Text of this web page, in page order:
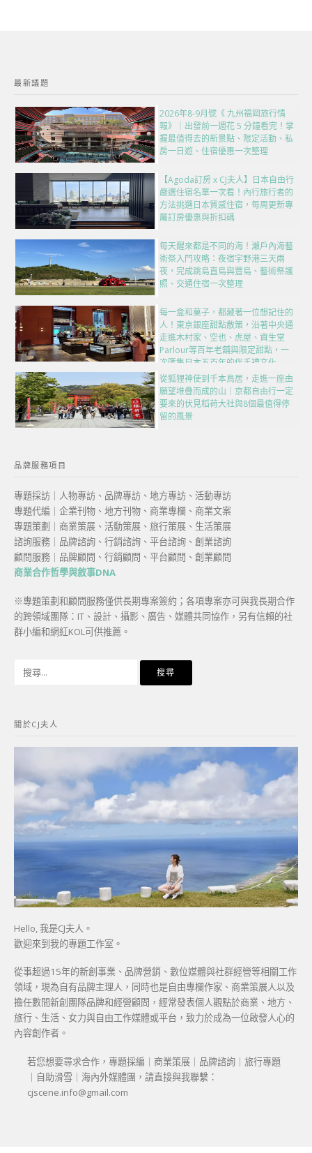
最新議題
2026年8-9月號《 九州福岡旅行情
報》｜出發前一週花 5 分鐘看完！掌
握最值得去的新景點、限定活動、私
房一日遊、住宿優惠一次整理
【Agoda訂房 x CJ夫人】日本自由行
嚴選住宿名單一次看！內行旅行者的
方法挑選日本質感住宿，每周更新專
屬訂房優惠與折扣碼
每天醒來都是不同的海！瀨戶內海藝
術祭入門攻略：夜宿宇野港三天兩
夜，完成跳島直島與豐島、藝術祭護
照、交通住宿一次整理
每一盒和菓子，都藏著一位想記住的
人！東京銀座甜點散策，沿著中央通
走進木村家、空也、虎屋、資生堂
Parlour等百年老舖與限定甜點，一
次匯集日本五百年的伴手禮文化
從狐狸神使到千本鳥居，走進一座由
願望堆疊而成的山｜京都自由行一定
要來的伏見稻荷大社與8個最值得停
留的風景
品牌服務項目
專題採訪｜人物專訪、品牌專訪、地方專訪、活動專訪
專題代編｜企業刊物、地方刊物、商業專欄、商業文案
專題策劃｜商業策展、活動策展、旅行策展、生活策展
諮詢服務｜品牌諮詢、行銷諮詢、平台諮詢、創業諮詢
顧問服務｜品牌顧問、行銷顧問、平台顧問、創業顧問
商業合作哲學與敘事DNA
※專題策劃和顧問服務僅供長期專案簽約；各項專案亦可與我長期合作
的跨領域團隊：IT、設計、攝影、廣告、媒體共同協作，另有信賴的社
群小編和網紅KOL可供推薦。
字:
關於CJ夫人
Hello, 我是CJ夫人。
歡迎來到我的專題工作室。
從事超過15年的新創事業、品牌營銷、數位媒體與社群經營等相關工作
領域，現為自有品牌主理人，同時也是自由專欄作家、商業策展人以及
擔任數間新創團隊品牌和經營顧問，經常發表個人觀點於商業、地方、
旅行、生活、女力與自由工作媒體或平台，致力於成為一位啟發人心的
內容創作者。
若您想要尋求合作，專題採編｜商業策展｜品牌諮詢｜旅行專題
｜自助滑雪｜海內外媒體團，請直接與我聯繫：
cjscene.info@gmail.com